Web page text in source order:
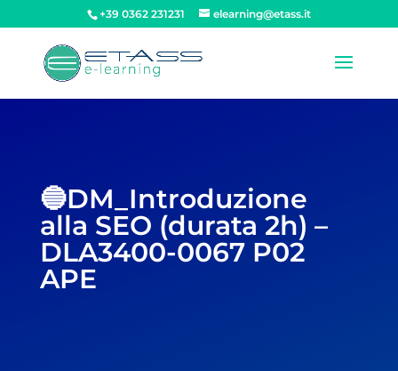
+39 0362 231231 elearning@etass.it
🔵DM_Introduzione
alla SEO (durata 2h) –
DLA3400-0067 P02
APE